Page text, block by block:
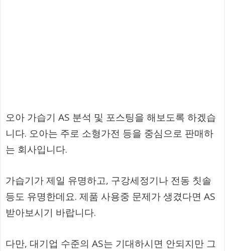
오아 가습기 AS 분석 및 포스팅을 해보도록 하겠습
니다. 오아는 주로 소형가전 등을 중심으로 판매하
는 회사입니다.
가습기가 제일 유명하고, 구강세정기나 전동 칫솔
등도 유명한데요. 제품 사용중 문제가 생겼다면 AS
받아보시기 바랍니다.
다만, 대기업 수준의 AS는 기대하시면 안되지만 그